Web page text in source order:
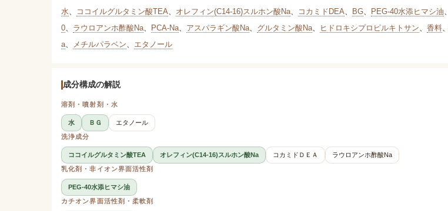
水、 ココイルグルタミン酸TEA、 オレフィン(C14-16)スルホン酸Na、 コカミドDEA、 BG、 PEG-40水添ヒマシ油、
0、 ラウロアンホ酢酸Na、 PCA-Na、 アスパラギン酸Na、 グルタミン酸Na、 ヒドロキシプロピルキトサン、 香料、
a、 メチルパラベン、 エタノール
成分構成の解説
溶剤・噴射剤・水
水 ＢＧ
エタノール
洗浄成分
ココイルグルタミン酸TEA オレフィン(C14-16)スルホン酸Na コカミドＤＥＡ
ラウロアンホ酢酸Na
乳化剤・非イオン界面活性剤
PEG-40水添ヒマシ油
カチオン界面活性剤・柔軟剤